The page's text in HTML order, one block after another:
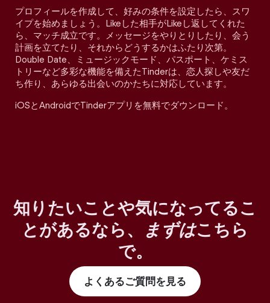
プロフィールを作成して、好みの条件を設定したら、スワ
イプを始めましょう。Likeした相手がLikeし返してくれた
ら、マッチ成立です。メッセージをやりとりしたり、会う
計画を立てたり、それからどうするかはふたり次第。
Double Date、ミュージックモード、パスポート、ケミス
トリーなど多彩な機能を備えたTinderは、恋人探しや友だ
ち作り、あらゆる出会いのかたちに対応しています。
iOSとAndroidでTinderアプリを無料でダウンロード。
知りたいことや気になってるこ
とがあるなら、
まずはこちら
で。
よくあるご質問を見る